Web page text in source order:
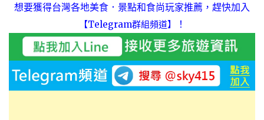
想要獲得台灣各地美食．景點和食尚玩家推薦，趕快加入
【Telegram群組頻道】 ！